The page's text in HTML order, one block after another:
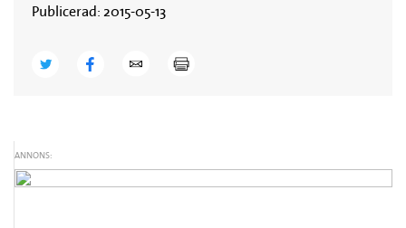
Publicerad: 2015-05-13
ANNONS: